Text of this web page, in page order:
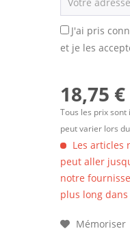
J'ai pris
et je les
18,75
Tous les prix sont
peut varier lors
Les articles
peut aller
notre
plus long
Mémoriser